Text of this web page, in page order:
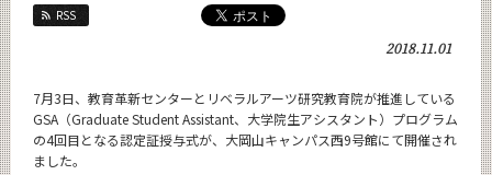
RSS
2018.11.01
7月3日、教育革新センターとリベラルアーツ研究教育院が推進している
GSA（Graduate Student Assistant、大学院生アシスタント）プログラム
の4回目となる認定証授与式が、大岡山キャンパス西9号館にて開催され
ました。
研究
Research
教員紹介
faculty